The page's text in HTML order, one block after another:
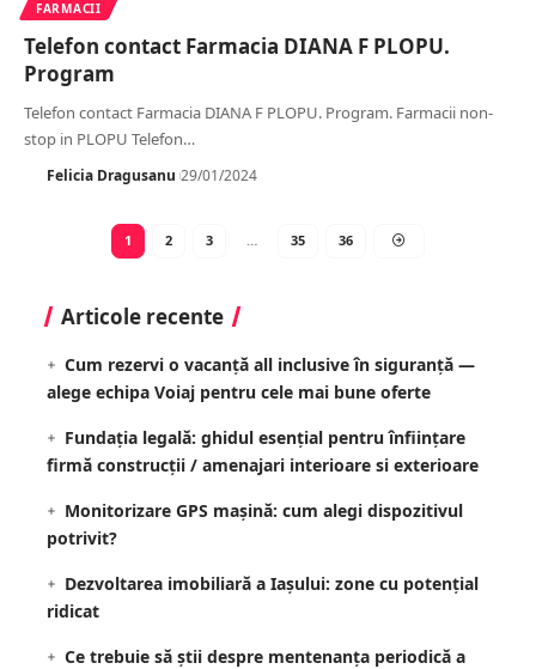
FARMACII
Telefon contact Farmacia DIANA F PLOPU.
Program
Telefon contact Farmacia DIANA F PLOPU. Program. Farmacii non-
stop in PLOPU Telefon…
Felicia Dragusanu 29/01/2024
1 2 3 … 35 36
Articole recente
Cum rezervi o vacanță all inclusive în siguranță —
alege echipa Voiaj pentru cele mai bune oferte
Fundația legală: ghidul esențial pentru înființare
firmă construcții / amenajari interioare si exterioare
Monitorizare GPS mașină: cum alegi dispozitivul
potrivit?
Dezvoltarea imobiliară a Iașului: zone cu potențial
ridicat
Ce trebuie să știi despre mentenanța periodică a